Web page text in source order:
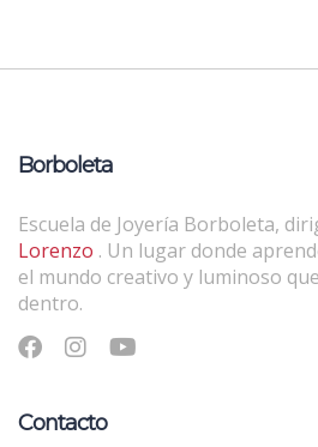
Borboleta
Escuela de Joyería Borboleta,
Lorenzo . Un lugar donde
el mundo creativo y luminoso
dentro.
Contacto